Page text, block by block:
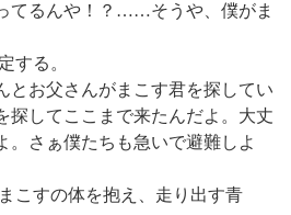
てるんや！？……そうや、僕がま
する。
とお父さんがまこす君を探してい
探してここまで来たんだよ。大丈
。さぁ僕たちも急いで避難しよ
こすの体を抱え、走り出す青